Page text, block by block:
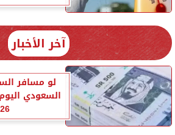
آخر الأخبار
لو مسافر